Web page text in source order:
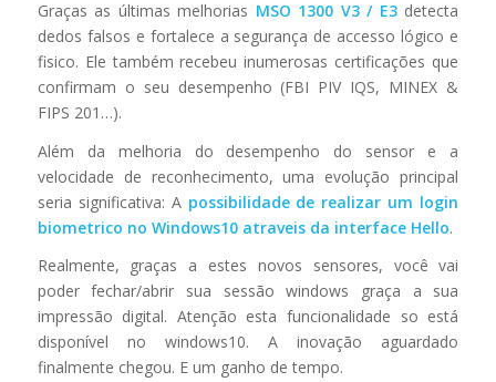
Graças as últimas melhorias MSO 1300 V3 / E3detecta
dedos falsos e fortalece a segurança de accesso lógico e
fisico. Ele também recebeu inumerosas certificações que
confirmam o seu desempenho (FBI PIV IQS, MINEX &
FIPS 201…).
Além da melhoria do desempenho do sensor e a
velocidade de reconhecimento, uma evolução principal
seria significativa: A possibilidade de realizar um login
biometrico no Windows10 atraveis da interface Hello.
Realmente, graças a estes novos sensores, você vai
poder fechar/abrir sua sessão windows graça a sua
impressão digital. Atenção esta funcionalidade so está
disponível no windows10. A inovação aguardado
finalmente chegou. E um ganho de tempo.